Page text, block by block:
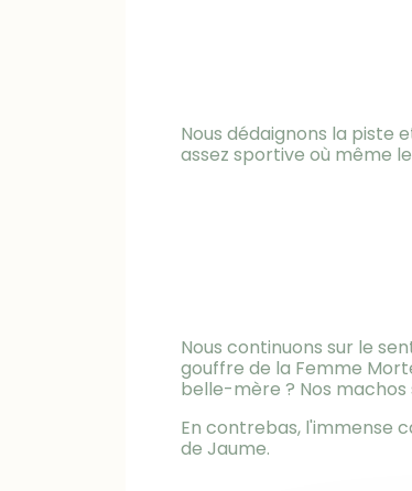
Nous dédaignons la piste
assez sportive où même
Nous continuons sur le
gouffre de la Femme
belle-mère ? Nos
En contrebas, l'immense
de Jaume.